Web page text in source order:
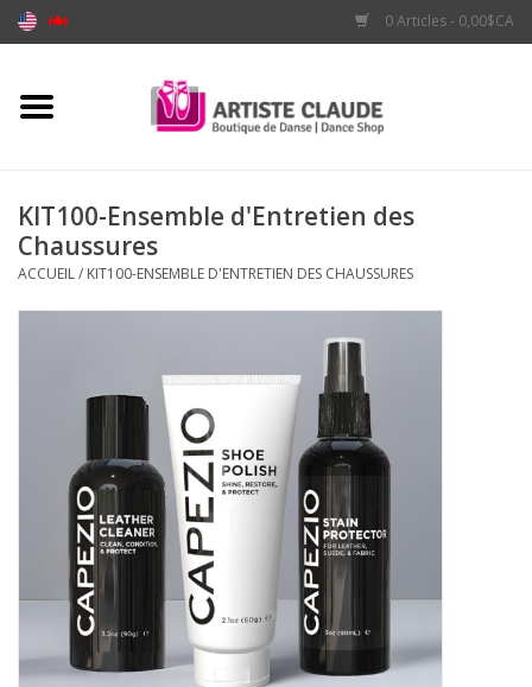
0 Articles - 0,00$CA
Accueil
Vêtements
Souliers
KIT100-Ensemble d'Entretien des
Chaussures
ACCUEIL/ KIT100-ENSEMBLE D'ENTRETIEN DES CHAUSSURES